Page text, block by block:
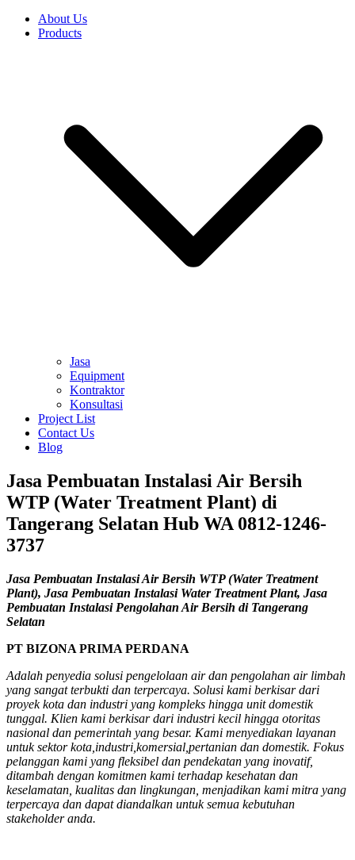
About Us
Products
Jasa
Equipment
Kontraktor
Konsultasi
Project List
Contact Us
Blog
Jasa Pembuatan Instalasi Air Bersih
WTP (Water Treatment Plant) di
Tangerang Selatan Hub WA 0812-1246-
3737
Jasa Pembuatan Instalasi Air Bersih WTP (Water Treatment
Plant), Jasa Pembuatan Instalasi Water Treatment Plant, Jasa
Pembuatan Instalasi Pengolahan Air Bersih di Tangerang
Selatan
PT BIZONA PRIMA PERDANA
Adalah penyedia solusi pengelolaan air dan pengolahan air limbah
yang sangat terbukti dan terpercaya. Solusi kami berkisar dari
proyek kota dan industri yang kompleks hingga unit domestik
tunggal. Klien kami berkisar dari industri kecil hingga otoritas
nasional dan pemerintah yang besar. Kami menyediakan layanan
untuk sektor kota,industri,komersial,pertanian dan domestik. Fokus
pelanggan kami yang fleksibel dan pendekatan yang inovatif,
ditambah dengan komitmen kami terhadap kesehatan dan
keselamatan, kualitas dan lingkungan, menjadikan kami mitra yang
terpercaya dan dapat diandalkan untuk semua kebutuhan
stakeholder anda.